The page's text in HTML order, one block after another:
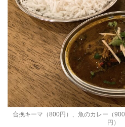
合挽キーマ（800円）、魚のカレー（
円）